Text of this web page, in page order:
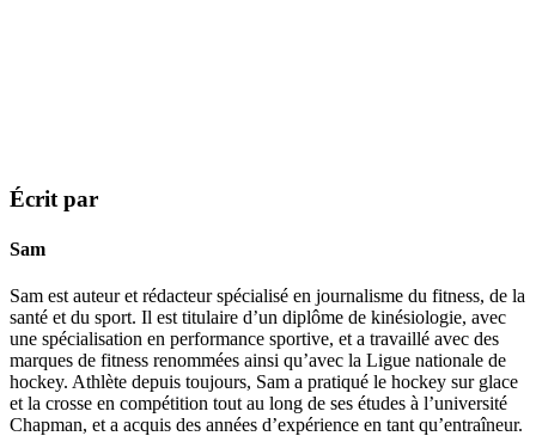
Écrit par
Sam
Sam est auteur et rédacteur spécialisé en journalisme du fitness, de la
santé et du sport. Il est titulaire d’un diplôme de kinésiologie, avec
une spécialisation en performance sportive, et a travaillé avec des
marques de fitness renommées ainsi qu’avec la Ligue nationale de
hockey. Athlète depuis toujours, Sam a pratiqué le hockey sur glace
et la crosse en compétition tout au long de ses études à l’université
Chapman, et a acquis des années d’expérience en tant qu’entraîneur.